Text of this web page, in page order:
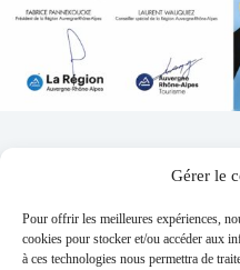
Gérer le
Pour offrir les meilleures expériences,
cookies pour stocker et/ou accéder aux
à ces technologies nous permettra de
Addresse :
1 place de l'église